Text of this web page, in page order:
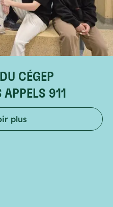
CÉGEP
APPELS 911
plus